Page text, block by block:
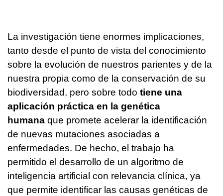
La investigación tiene enormes implicaciones,
tanto desde el punto de vista del conocimiento
sobre la evolución de nuestros parientes y de la
nuestra propia como de la conservación de su
biodiversidad, pero sobre todo tiene una
aplicación práctica en la genética
humana que promete acelerar la identificación
de nuevas mutaciones asociadas a
enfermedades. De hecho, el trabajo ha
permitido el desarrollo de un algoritmo de
inteligencia artificial con relevancia clínica, ya
que permite identificar las causas genéticas de